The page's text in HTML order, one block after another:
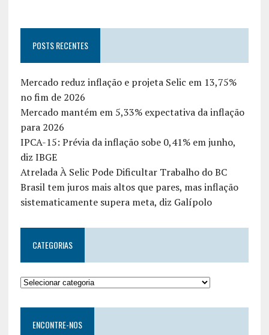
POSTS RECENTES
Mercado reduz inflação e projeta Selic em 13,75%
no fim de 2026
Mercado mantém em 5,33% expectativa da inflação
para 2026
IPCA-15: Prévia da inflação sobe 0,41% em junho,
diz IBGE
Atrelada À Selic Pode Dificultar Trabalho do BC
Brasil tem juros mais altos que pares, mas inflação
sistematicamente supera meta, diz Galípolo
CATEGORIAS
ENCONTRE-NOS